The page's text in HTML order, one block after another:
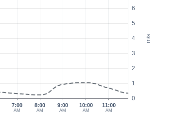
m/s
0
1
2
3
4
5
6
7:00
AM
8:00
AM
9:00
AM
10:00
AM
11:00
AM